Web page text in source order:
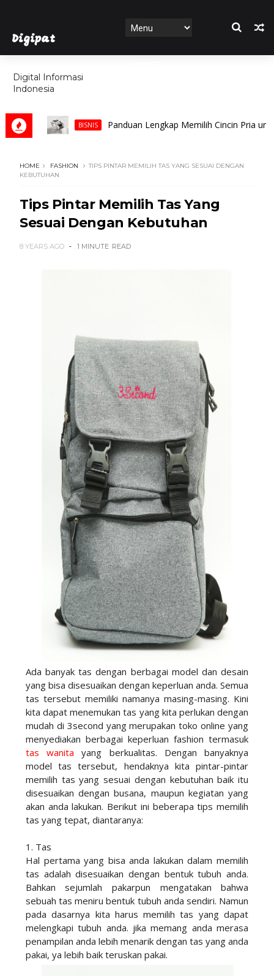
Digipat
Digital Informasi
Indonesia
FEATURES
BISNIS Panduan Lengkap Memilih Cincin Pria untuk
HOME FASHION
TIPS PINTAR MEMILIH TAS YANG SESUAI DENGAN
KEBUTUHAN
Tips Pintar Memilih Tas Yang
Sesuai Dengan Kebutuhan
8 YEARS AGO 1 MINUTE READ
Ada banyak tas dengan berbagai model dan desain
yang bisa disesuaikan dengan keperluan anda. Semua
tas tersebut memiliki namanya masing-masing. Kini
kita dapat menemukan tas yang kita perlukan dengan
mudah di 3second yang merupakan toko online yang
menyediakan berbagai keperluan fashion termasuk
tas wanita yang berkualitas. Dengan banyaknya
model tas tersebut, hendaknya kita pintar-pintar
memilih tas yang sesuai dengan kebutuhan baik itu
disesuaikan dengan busana, maupun kegiatan yang
akan anda lakukan. Berikut ini beberapa tips memilih
tas yang tepat, diantaranya:
1. Tas
Hal pertama yang bisa anda lakukan dalam memilih
tas adalah disesuaikan dengan bentuk tubuh anda.
Bahkan sejumlah pakarpun mengatakan bahwa
sebuah tas meniru bentuk tubuh anda sendiri. Namun
pada dasarnya kita harus memilih tas yang dapat
melengkapi tubuh anda. jika memang anda merasa
penampilan anda lebih menarik dengan tas yang anda
pakai, ya lebih baik teruskan pakai.